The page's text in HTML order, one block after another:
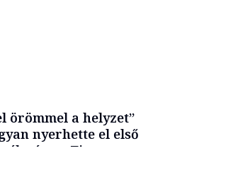
örömmel a helyzet”
nyerhette el első
cége a Tisza-